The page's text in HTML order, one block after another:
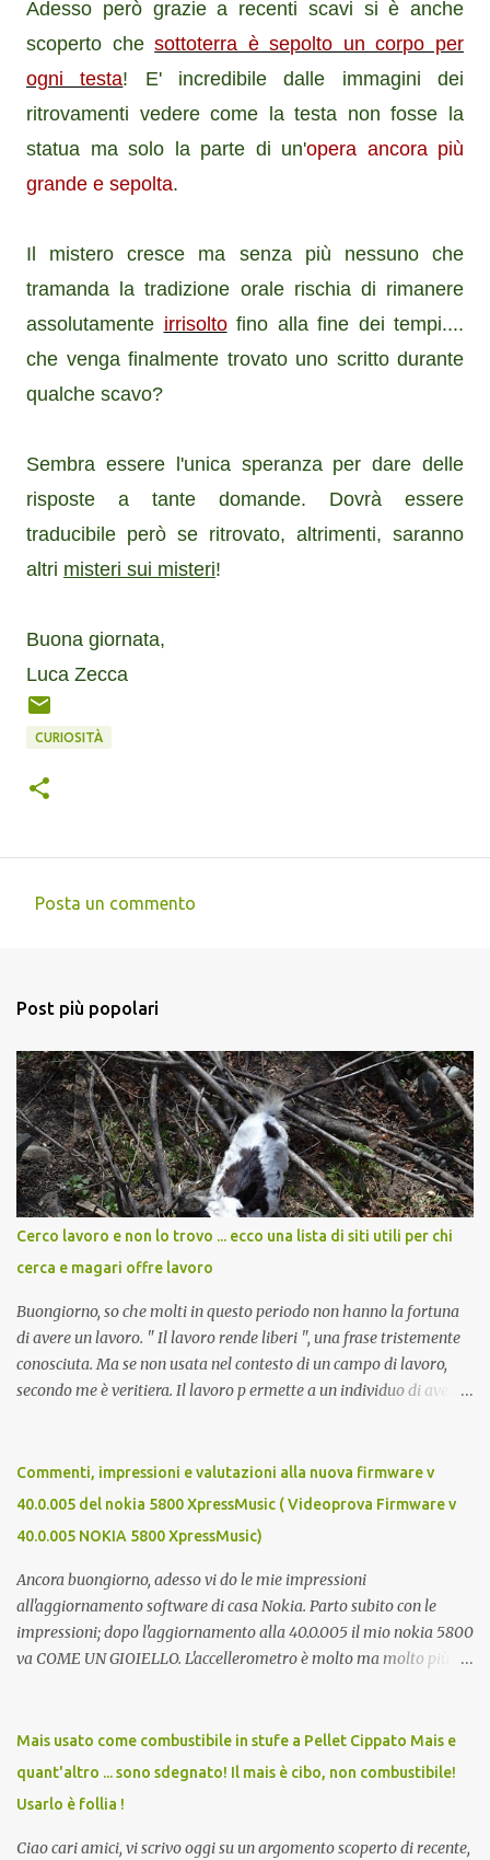
Adesso però grazie a recenti scavi si è anche
scoperto chesottoterra è sepolto un corpo per
ogni testa! E' incredibile dalle immagini dei
ritrovamenti vedere come la testa non fosse la
statua ma solo la parte di un'opera ancora più
grande e sepolta.
Il mistero cresce ma senza più nessuno che
tramanda la tradizione orale rischia di rimanere
assolutamente irrisoltofino alla fine dei tempi....
che venga finalmente trovato uno scritto durante
qualche scavo?
Sembra essere l'unica speranza per dare delle
risposte a tante domande. Dovrà essere
traducibile però se ritrovato, altrimenti, saranno
altri misteri sui misteri!
Buona giornata,
Luca Zecca
CURIOSITÀ
m
e
n
t
i
Posta un commento
Post più popolari
Cerco lavoro e non lo trovo ... ecco una lista di siti utili per chi
cerca e magari offre lavoro
Buongiorno, so che molti in questo periodo non hanno la fortuna
di avere un lavoro. " Il lavoro rende liberi ", una frase tristemente
conosciuta. Ma se non usata nel contesto di un campo di lavoro,
secondo me è veritiera. Il lavoro p ermette a un individuo di avere
libertà. Mi auguro dunque questo elenco possa essere d'aiuto.
Buona fortuna a tutti e buona giornata, Luca Zecca Jooble Trovit
CercoLavoro.com Motore Lavoro Subito.it (Sezione OFFERTE DI
LAVORO) Info Jobs
Commenti, impressioni e valutazioni alla nuova firmware v
40.0.005 del nokia 5800 XpressMusic ( Videoprova Firmware v
40.0.005 NOKIA 5800 XpressMusic)
Ancora buongiorno, adesso vi do le mie impressioni
all'aggiornamento software di casa Nokia. Parto subito con le
impressioni; dopo l'aggiornamento alla 40.0.005 il mio nokia 5800
va COME UN GIOIELLO. L'accellerometro è molto ma molto più
possono aggiungere più foto di persone e quindi più contatti
direttamente sulla home. Parere totalemente positivo,
allora un video del nokia aggiornato... Buona visione e ancora
buona domenica, Luca Zecca Ecco i miglioramenti apportati
Mais usato come combustibile in stufe a Pellet Cippato Mais e
quant'altro ... sono sdegnato! Il mais è cibo, non combustibile!
Usarlo è follia !
Ciao cari amici, vi scrivo oggi su un argomento scoperto di recente,